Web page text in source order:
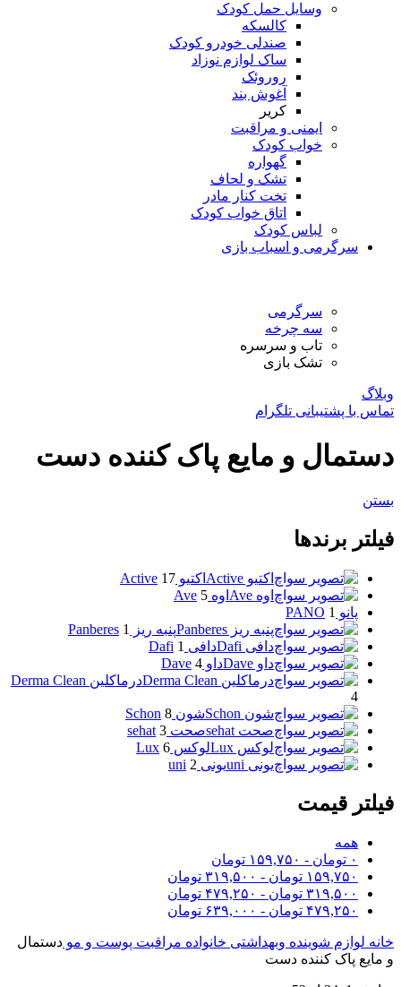
وسایل حمل کودک
کالسکه
صندلی خودرو کودک
ساک لوازم نوزاد
روروئک
آغوش بند
کریر
ایمنی و مراقبت
خواب کودک
گهواره
تشک و لحاف
تخت کنار مادر
اتاق خواب کودک
لباس کودک
سرگرمی و اسباب بازی
سرگرمی
سه چرخه
تاب و سرسره
تشک بازی
وبلاگ
تماس با پشتیبانی تلگرام
دستمال و مایع پاک کننده دست
بستن
فیلتر برندها
اکتیو Active اکتیو Active 17
اوه Ave
اوه Ave 5
پانو PANO 1
پنبه ریز Panberes
پنبه ریز Panberes
1
دافی Dafi
دافی Dafi 1
داو Dave
داو Dave 4
درماکلین Derma Clean
درماکلین Derma Clean
4
شون Schon
شون Schon 8
صحت sehat
صحت sehat 3
لوکس Lux
لوکس Lux 6
یونی uni
یونی uni 2
فیلتر قیمت
همه
۰ تومان - ۱۵۹,۷۵۰ تومان
۱۵۹,۷۵۰ تومان - ۳۱۹,۵۰۰ تومان
۳۱۹,۵۰۰ تومان - ۴۷۹,۲۵۰ تومان
۴۷۹,۲۵۰ تومان - ۶۳۹,۰۰۰ تومان
خانه لوازم شوینده وبهداشتی خانواده مراقبت پوست و مو دستمال
و مایع پاک کننده دست